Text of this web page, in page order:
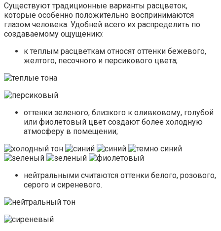
Существуют традиционные варианты расцветок,
которые особенно положительно воспринимаются
глазом человека. Удобней всего их распределить по
создаваемому ощущению:
к теплым расцветкам относят оттенки бежевого,
желтого, песочного и персикового цвета;
оттенки зеленого, близкого к оливковому, голубой
или фиолетовый цвет создают более холодную
атмосферу в помещении;
нейтральными считаются оттенки белого, розового,
серого и сиреневого.